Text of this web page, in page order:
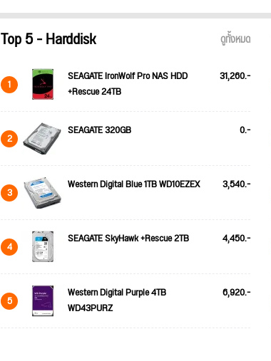
Top 5 - Harddisk ดูทั้งหมด
1
SEAGATE IronWolf Pro NAS HDD
+Rescue 24TB
31,260.-
2 SEAGATE 320GB 0.-
3 Western Digital Blue 1TB WD10EZEX 3,540.-
4 SEAGATE SkyHawk +Rescue 2TB 4,450.-
5
Western Digital Purple 4TB
WD43PURZ
6,920.-